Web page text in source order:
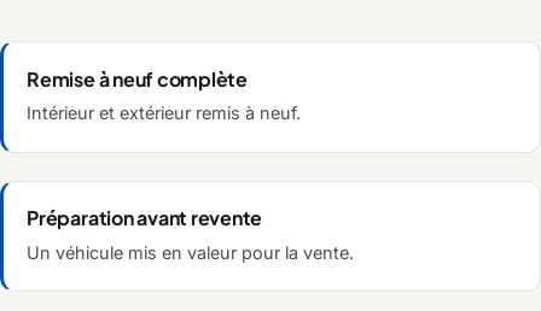
Remise à neuf complète
Intérieur et extérieur remis à neuf.
Préparation avant revente
Un véhicule mis en valeur pour la vente.